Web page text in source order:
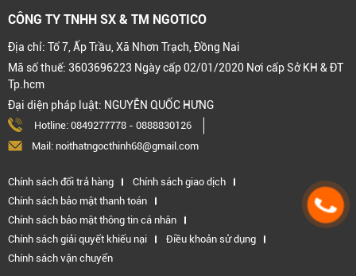
CÔNG TY TNHH SX & TM NGOTICO
Địa chỉ: Tổ 7, Ấp Trầu, Xã Nhơn Trạch, Đồng Nai
Mã số thuế: 3603696223 Ngày cấp 02/01/2020 Nơi cấp Sở KH & ĐT
Tp.hcm
Đại diện pháp luật: NGUYỄN QUỐC HƯNG
Hotline: 0849277778 - 0888830126
Mail: noithatngocthinh68@gmail.com
Chính sách đổi trả hàng
Chính sách giao dịch
Chính sách bảo mật thanh toán
Chính sách bảo mật thông tin cá nhân
Chính sách giải quyết khiếu nại
Điều khoản sử dụng
Chính sách vận chuyển